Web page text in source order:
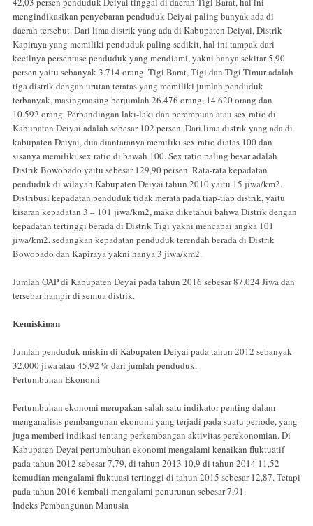
mengindikasikan penyebaran penduduk Deiyai paling banyak ada di
daerah tersebut. Dari lima distrik yang ada di Kabupaten Deiyai, Distrik
Kapiraya yang memiliki penduduk paling sedikit, hal ini tampak dari
kecilnya persentase penduduk yang mendiami, yakni hanya sekitar 5,90
persen yaitu sebanyak 3.714 orang. Tigi Barat, Tigi dan Tigi Timur adalah
tiga distrik dengan urutan teratas yang memiliki jumlah penduduk
terbanyak, masingmasing berjumlah 26.476 orang, 14.620 orang dan
10.592 orang. Perbandingan laki-laki dan perempuan atau sex ratio di
Kabupaten Deiyai adalah sebesar 102 persen. Dari lima distrik yang ada di
kabupaten Deiyai, dua diantaranya memiliki sex ratio diatas 100 dan
sisanya memiliki sex ratio di bawah 100. Sex ratio paling besar adalah
Distrik Bowobado yaitu sebesar 129,90 persen. Rata-rata kepadatan
penduduk di wilayah Kabupaten Deiyai tahun 2010 yaitu 15 jiwa/km2.
Distribusi kepadatan penduduk tidak merata pada tiap-tiap distrik, yaitu
kisaran kepadatan 3 – 101 jiwa/km2, maka diketahui bahwa Distrik dengan
kepadatan tertinggi berada di Distrik Tigi yakni mencapai angka 101
jiwa/km2, sedangkan kepadatan penduduk terendah berada di Distrik
Bowobado dan Kapiraya yakni hanya 3 jiwa/km2.
Jumlah OAP di Kabupaten Deyai pada tahun 2016 sebesar 87.024 Jiwa dan
tersebar hampir di semua distrik.
Kemiskinan
Jumlah penduduk miskin di Kabupaten Deiyai pada tahun 2012 sebanyak
32.000 jiwa atau 45,92 % dari jumlah penduduk.
Pertumbuhan Ekonomi
Pertumbuhan ekonomi merupakan salah satu indikator penting dalam
menganalisis pembangunan ekonomi yang terjadi pada suatu periode, yang
juga memberi indikasi tentang perkembangan aktivitas perekonomian. Di
Kabupaten Deyai pertumbuhan ekonomi mengalami kenaikan fluktuatif
pada tahun 2012 sebesar 7,79, di tahun 2013 10,9 di tahun 2014 11,52
kemudian mengalami fluktuasi tertinggi di tahun 2015 sebesar 12,87. Tetapi
pada tahun 2016 kembali mengalami penurunan sebesar 7,91.
Indeks Pembangunan Manusia